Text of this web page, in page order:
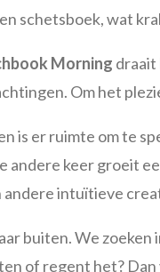
schetsboek, wat
Morning draait
Om het
is er ruimte om te
andere keer groeit
andere intuïtieve
buiten. We zoeken
of regent het?